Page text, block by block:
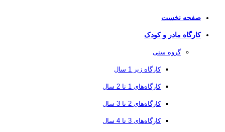
صفحه نخست
کارگاه مادر و کودک
گروه سنی
کارگاه زیر 1 سال
کارگاه‌های 1 تا 2 سال
کارگاه‌های 2 تا 3 سال
کارگاه‌های 3 تا 4 سال